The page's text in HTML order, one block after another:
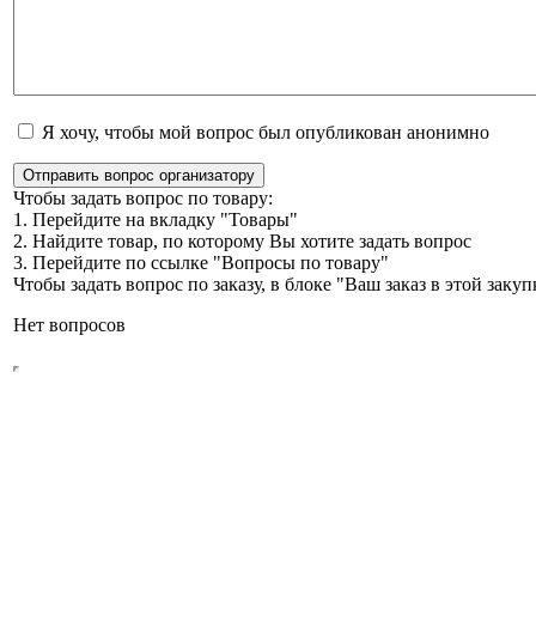
Я хочу, чтобы мой вопрос был опубликован анонимно
Отправить вопрос организатору
Чтобы задать вопрос по товару:
1. Перейдите на вкладку "Товары"
2. Найдите товар, по которому Вы хотите задать вопрос
3. Перейдите по ссылке "Вопросы по товару"
Чтобы задать вопрос по заказу, в блоке "Ваш заказ в этой
Нет вопросов